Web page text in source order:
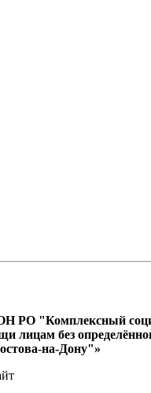
РО "Комплексный
лицам без
на-Дону"»